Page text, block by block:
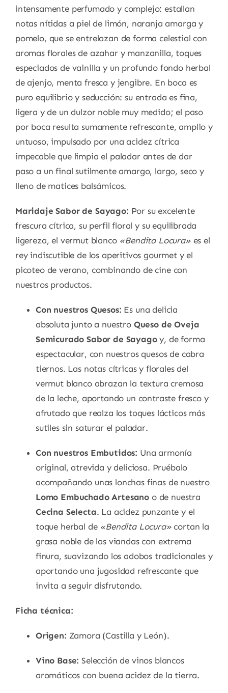
intensamente perfumado y complejo: estallan
notas nítidas a piel de limón, naranja amarga y
pomelo, que se entrelazan de forma celestial con
aromas florales de azahar y manzanilla, toques
especiados de vainilla y un profundo fondo herbal
de ajenjo, menta fresca y jengibre. En boca es
puro equilibrio y seducción: su entrada es fina,
ligera y de un dulzor noble muy medido; el paso
por boca resulta sumamente refrescante, amplio y
untuoso, impulsado por una acidez cítrica
impecable que limpia el paladar antes de dar
paso a un final sutilmente amargo, largo, seco y
lleno de matices balsámicos.
Maridaje Sabor de Sayago: Por su excelente
frescura cítrica, su perfil floral y su equilibrada
ligereza, el vermut blanco «Bendita Locura»es el
rey indiscutible de los aperitivos gourmet y el
picoteo de verano, combinando de cine con
nuestros productos.
Con nuestros Quesos: Es una delicia
absoluta junto a nuestro Queso de Oveja
Semicurado Sabor de Sayagoy, de forma
espectacular, con nuestros quesos de cabra
tiernos. Las notas cítricas y florales del
vermut blanco abrazan la textura cremosa
de la leche, aportando un contraste fresco y
afrutado que realza los toques lácticos más
sutiles sin saturar el paladar.
Con nuestros Embutidos: Una armonía
original, atrevida y deliciosa. Pruébalo
acompañando unas lonchas finas de nuestro
Lomo Embuchado Artesano o de nuestra
Cecina Selecta. La acidez punzante y el
toque herbal de «Bendita Locura»cortan la
grasa noble de las viandas con extrema
finura, suavizando los adobos tradicionales y
aportando una jugosidad refrescante que
invita a seguir disfrutando.
Ficha técnica:
Origen: Zamora (Castilla y León).
Vino Base: Selección de vinos blancos
aromáticos con buena acidez de la tierra.